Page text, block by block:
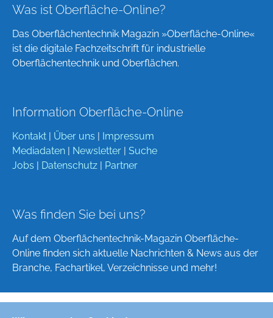
Was ist Oberfläche-Online?
Das Oberflächentechnik Magazin »Oberfläche-Online«
ist die digitale Fachzeitschrift für industrielle
Oberflächentechnik und Oberflächen.
Information Oberfläche-Online
Kontakt Über uns
Impressum
Mediadaten
Newsletter
Suche
Jobs
Datenschutz Partner
Was finden Sie bei uns?
Auf dem Oberflächentechnik-Magazin Oberfläche-
Online finden sich aktuelle Nachrichten & News aus der
Branche, Fachartikel, Verzeichnisse und mehr!